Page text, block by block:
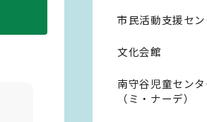
市民活動支援セ
文化会館
南守谷児童センタ
（ミ・ナーデ）